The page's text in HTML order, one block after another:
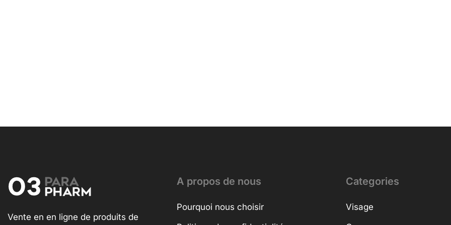
Vente en en ligne de produits de
A propos de nous
Pourquoi nous choisir
Categories
Visage